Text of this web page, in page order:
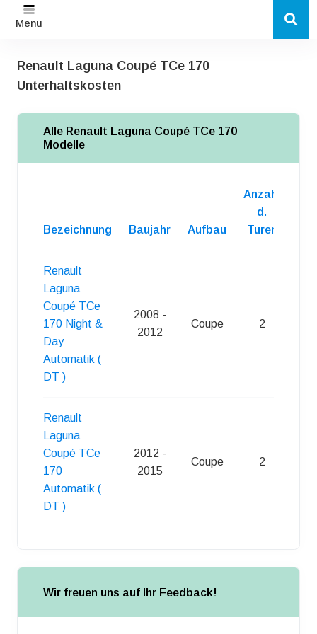
Menu
Renault Laguna Coupé TCe 170
Unterhaltskosten
Alle Renault Laguna Coupé TCe 170
Modelle
Bezeichnung Baujahr Aufbau
Anzahl
d.
Turen
Renault
Laguna
Coupé TCe
170 Night &
Day
Automatik (
DT )
2008 -
2012
Coupe 2
Renault
Laguna
Coupé TCe
170
Automatik (
DT )
2012 -
2015
Coupe 2
Wir freuen uns auf Ihr Feedback!